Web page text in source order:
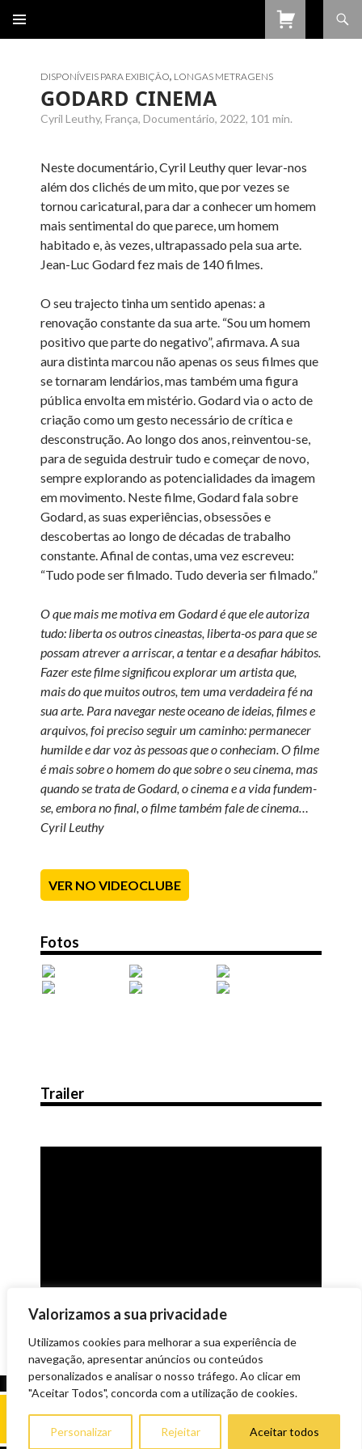
Valorizamos a sua privacidade
Utilizamos cookies para melhorar a sua experiência de
navegação, apresentar anúncios ou conteúdos
personalizados e analisar o nosso tráfego. Ao clicar em
"Aceitar Todos", concorda com a utilização de cookies.
Personalizar Rejeitar Aceitar todos
CONTEÚDO
DISPONÍVEIS PARA EXIBIÇÃO, LONGAS METRAGENS
GODARD CINEMA
Cyril Leuthy, França, Documentário, 2022, 101 min.
Neste documentário, Cyril Leuthy quer levar-nos
além dos clichés de um mito, que por vezes se
tornou caricatural, para dar a conhecer um homem
mais sentimental do que parece, um homem
habitado e, às vezes, ultrapassado pela sua arte.
Jean-Luc Godard fez mais de 140 filmes.
O seu trajecto tinha um sentido apenas: a
renovação constante da sua arte. “Sou um homem
positivo que parte do negativo”, afirmava. A sua
aura distinta marcou não apenas os seus filmes que
se tornaram lendários, mas também uma figura
pública envolta em mistério. Godard via o acto de
criação como um gesto necessário de crítica e
desconstrução. Ao longo dos anos, reinventou-se,
para de seguida destruir tudo e começar de novo,
sempre explorando as potencialidades da imagem
em movimento. Neste filme, Godard fala sobre
Godard, as suas experiências, obsessões e
descobertas ao longo de décadas de trabalho
constante. Afinal de contas, uma vez escreveu:
“Tudo pode ser filmado. Tudo deveria ser filmado.”
O que mais me motiva em Godard é que ele autoriza
tudo: liberta os outros cineastas, liberta-os para que se
possam atrever a arriscar, a tentar e a desafiar hábitos.
Fazer este filme significou explorar um artista que,
mais do que muitos outros, tem uma verdadeira fé na
sua arte. Para navegar neste oceano de ideias, filmes e
arquivos, foi preciso seguir um caminho: permanecer
humilde e dar voz às pessoas que o conheciam. O filme
é mais sobre o homem do que sobre o seu cinema, mas
quando se trata de Godard, o cinema e a vida fundem-
se, embora no final, o filme também fale de cinema…
Cyril Leuthy
VER NO VIDEOCLUBE
Fotos
Trailer